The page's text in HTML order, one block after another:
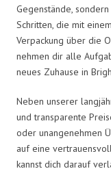
Gegenstände,
Schritten, die mit
Verpackung über die
nehmen dir alle
neues Zuhause in
Neben unserer
und transparente
oder unangenehmen
auf eine
kannst dich darauf